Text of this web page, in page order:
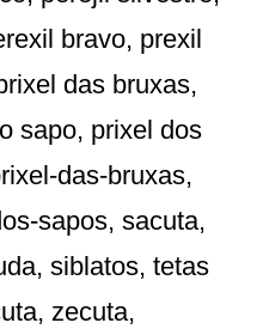
bravo, prexil
das bruxas,
sapo, prixel dos
das-bruxas,
sapos, sacuta,
siblatos, tetas
zecuta,